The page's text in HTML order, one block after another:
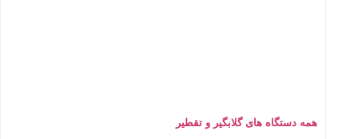
همه دستگاه های گلابگیر و تقطیر